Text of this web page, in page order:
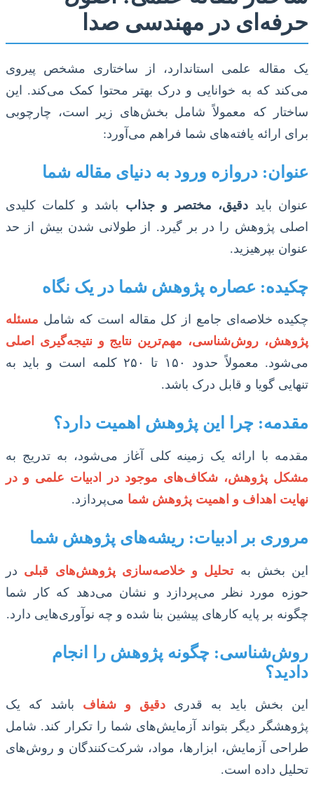
حرفه‌ای در مهندسی صدا
یک مقاله علمی استاندارد، از ساختاری مشخص پیروی
می‌کند که به خوانایی و درک بهتر محتوا کمک می‌کند. این
ساختار که معمولاً شامل بخش‌های زیر است، چارچوبی
برای ارائه یافته‌های شما فراهم می‌آورد:
عنوان: دروازه ورود به دنیای مقاله شما
عنوان باید دقیق، مختصر و جذاب باشد و کلمات کلیدی
اصلی پژوهش را در بر گیرد. از طولانی شدن بیش از حد
عنوان بپرهیزید.
چکیده: عصاره پژوهش شما در یک نگاه
چکیده خلاصه‌ای جامع از کل مقاله است که شامل مسئله
پژوهش، روش‌شناسی، مهم‌ترین نتایج و نتیجه‌گیری اصلی
می‌شود. معمولاً حدود ۱۵۰ تا ۲۵۰ کلمه است و باید به
تنهایی گویا و قابل درک باشد.
مقدمه: چرا این پژوهش اهمیت دارد؟
مقدمه با ارائه یک زمینه کلی آغاز می‌شود، به تدریج به
مشکل پژوهش، شکاف‌های موجود در ادبیات علمی و در
نهایت اهداف و اهمیت پژوهش شما می‌پردازد.
مروری بر ادبیات: ریشه‌های پژوهش شما
این بخش به تحلیل و خلاصه‌سازی پژوهش‌های قبلی در
حوزه مورد نظر می‌پردازد و نشان می‌دهد که کار شما
چگونه بر پایه کارهای پیشین بنا شده و چه نوآوری‌هایی دارد.
روش‌شناسی: چگونه پژوهش را انجام
دادید؟
این بخش باید به قدری دقیق و شفاف باشد که یک
پژوهشگر دیگر بتواند آزمایش‌های شما را تکرار کند. شامل
طراحی آزمایش، ابزارها، مواد، شرکت‌کنندگان و روش‌های
تحلیل داده است.